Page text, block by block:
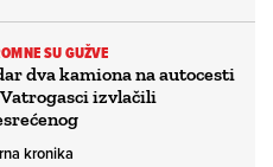
SU GUŽVE
dva kamiona na autocesti
Vatrogasci izvlačili
kronika